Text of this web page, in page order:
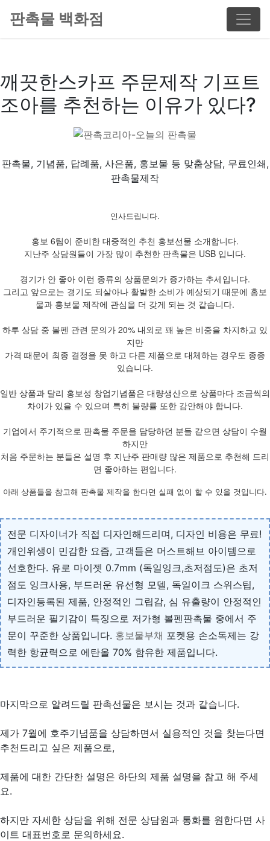
판촉물 백화점
깨끗한스카프 주문제작 기프트
조아를 추천하는 이유가 있다?
판촉물, 기념품, 답례품, 사은품, 홍보물 등 맞춤상담, 무료인쇄,
판촉물제작
인사드립니다.
홍보 6팀이 준비한 대중적인 추천 홍보선물 소개합니다.
지난주 상담원들이 가장 많이 추천한 판촉물은 USB 입니다.
경기가 안 좋아 이런 종류의 상품문의가 증가하는 추세입니다.
그리고 앞으로는 경기도 되살아나 활발한 소비가 예상되기 때문에 홍보
물과 홍보물 제작에 관심을 더 갖게 되는 것 같습니다.
하루 상담 중 볼펜 관련 문의가 20% 내외로 꽤 높은 비중을 차지하고 있
지만
가격 때문에 최종 결정을 못 하고 다른 제품으로 대체하는 경우도 종종
있습니다.
일반 상품과 달리 홍보성 창업기념품은 대량생산으로 상품마다 조금씩의
차이가 있을 수 있으며 특히 불량률 또한 감안해야 합니다.
기업에서 주기적으로 판촉물 주문을 담당하던 분들 같으면 상담이 수월
하지만
처음 주문하는 분들은 설명 후 지난주 판매량 많은 제품으로 추천해 드리
면 좋아하는 편입니다.
아래 상품들을 참고해 판촉물 제작을 한다면 실패 없이 할 수 있을 것입니다.
전문 디자이너가 직접 디자인해드리며, 디자인 비용은 무료!
개인위생이 민감한 요즘, 고객들은 머스트해브 아이템으로
선호한다. 유로 마이젯 0.7mm (독일잉크,초저점도)은 초저
점도 잉크사용, 부드러운 유선형 모델, 독일이크 스위스팁,
디자인등록된 제품, 안정적인 그립감, 심 유출량이 안정적인
부드러운 필기감이 특징으로 저가형 볼펜판촉물 중에서 주
문이 꾸준한 상품입니다. 홍보물부채 포켓용 손소독제는 강
력한 항균력으로 에탄올 70% 함유한 제품입니다.
마지막으로 알려드릴 판촉선물은 보시는 것과 같습니다.
제가 7월에 호주기념품을 상담하면서 실용적인 것을 찾는다면
추천드리고 싶은 제품으로,
제품에 대한 간단한 설명은 하단의 제품 설명을 참고 해 주세
요.
하지만 자세한 상담을 위해 전문 상담원과 통화를 원한다면 사
이트 대표번호로 문의하세요.